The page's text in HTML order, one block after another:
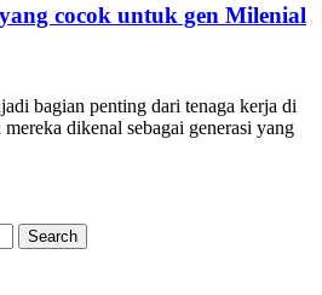
cocok untuk gen Milenial
bagian penting dari tenaga kerja di
dikenal sebagai generasi yang
Search